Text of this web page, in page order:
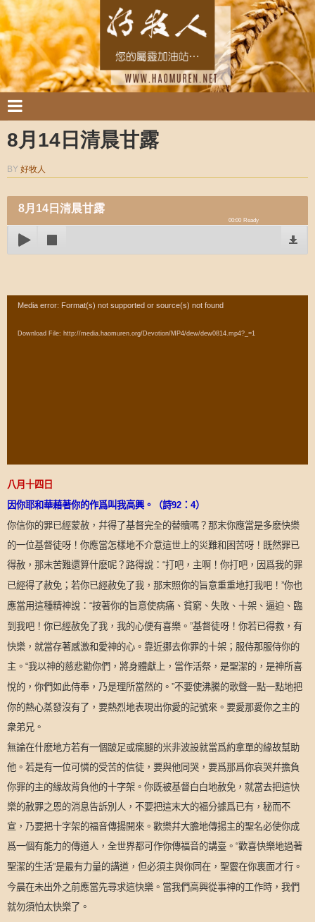
8月14日清晨甘露
BY 好牧人
8月14日清晨甘露
00:00 Ready
Video
Media error: Format(s) not supported or source(s) not found
Download File: http://media.haomuren.org/Devotion/MP4/dew/dew0814.mp4?_=1
八月十四日
因你耶和華藉著你的作爲叫我高興。（詩92 ： 4）
你信你的罪已經蒙赦，幷得了基督完全的替贖嗎？那末你應當是多麽快樂
的一位基督徒呀！你應當怎樣地不介意這世上的災難和困苦呀！既然罪已
得赦，那末苦難還算什麽呢？路得說： “打吧，主啊！你打吧，因爲我的罪
已經得了赦免；若你已經赦免了我，那末照你的旨意重重地打我吧！ ”你也
應當用這種精神說： “按著你的旨意使病痛、貧窮、失敗、十架、逼迫、臨
到我吧！你已經赦免了我，我的心便有喜樂。 ”基督徒呀！你若已得救，有
快樂，就當存著感激和愛神的心。靠近挪去你罪的十架；服侍那服侍你的
主。 “我以神的慈悲勸你們，將身體獻上，當作活祭，是聖潔的，是神所喜
悅的，你們如此侍奉，乃是理所當然的。 ”不要使沸騰的歌聲一點一點地把
你的熱心蒸發沒有了，要熱烈地表現出你愛的記號來。要愛那愛你之主的
衆弟兄。
無論在什麽地方若有一個跛足或瘸腿的米非波設就當爲約拿單的緣故幫助
他。若是有一位可憐的受苦的信徒，要與他同哭，要爲那爲你哀哭幷擔負
你罪的主的緣故背負他的十字架。你既被基督白白地赦免，就當去把這快
樂的赦罪之恩的消息告訴別人，不要把這末大的福分據爲已有，秘而不
宣，乃要把十字架的福音傳揚開來。歡樂幷大膽地傳揚主的聖名必使你成
爲一個有能力的傳道人，全世界都可作你傳福音的講臺。 “歡喜快樂地過著
聖潔的生活”是最有力量的講道，但必須主與你同在，聖靈在你裏面才行。
今晨在未出外之前應當先尋求這快樂。當我們高興從事神的工作時，我們
就勿須怕太快樂了。